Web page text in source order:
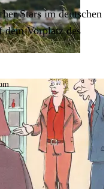
der
Dortmund der
ist für alle was
Stars im deutschen
dem Vorplatz des